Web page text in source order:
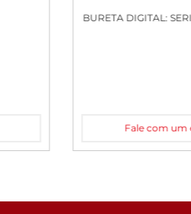
BURETA DIGITAL:
Fale com um